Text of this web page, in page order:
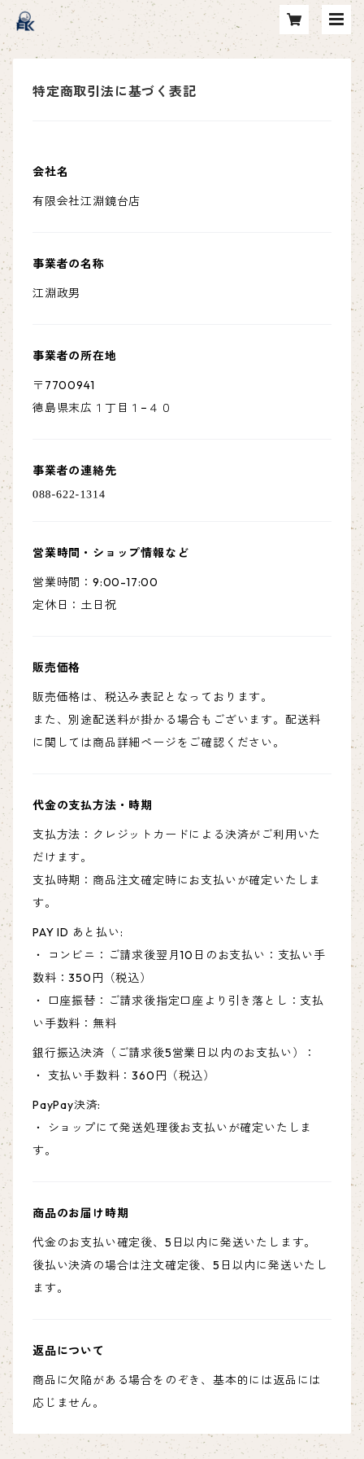
特定商取引法に基づく表記
会社名
有限会社江淵鏡台店
事業者の名称
江淵政男
事業者の所在地
〒7700941
徳島県末広１丁目１−４０
事業者の連絡先
営業時間・ショップ情報など
営業時間：9:00-17:00
定休日：土日祝
販売価格
販売価格は、税込み表記となっております。
また、別途配送料が掛かる場合もございます。配送料
に関しては商品詳細ページをご確認ください。
代金の支払方法・時期
支払方法：クレジットカードによる決済がご利用いた
だけます。
支払時期：商品注文確定時にお支払いが確定いたしま
す。
PAY ID あと払い:
・ コンビニ：ご請求後翌月10日のお支払い：支払い手
数料：350円（税込）
・ 口座振替：ご請求後指定口座より引き落とし：支払
い手数料：無料
銀行振込決済（ご請求後5営業日以内のお支払い）：
・ 支払い手数料：360円（税込）
PayPay決済:
・ ショップにて発送処理後お支払いが確定いたしま
す。
商品のお届け時期
代金のお支払い確定後、5日以内に発送いたします。
後払い決済の場合は注文確定後、5日以内に発送いたし
ます。
返品について
商品に欠陥がある場合をのぞき、基本的には返品には
応じません。